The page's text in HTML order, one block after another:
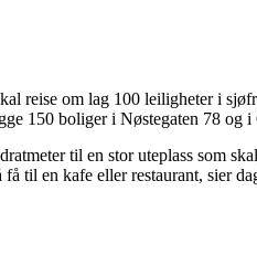
reise om lag 100 leiligheter i
150 boliger i Nøstegaten 78 og
til en stor uteplass som
til en kafe eller restaurant, sier